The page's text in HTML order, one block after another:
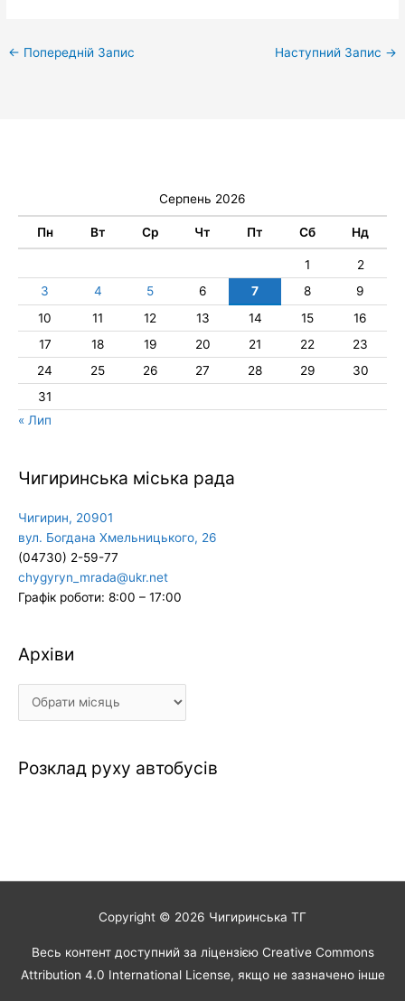
← Попередній Запис Наступний Запис →
Серпень 2026
Пн Вт Ср Чт Пт Сб Нд
1
2
3
4 5 6 7 8
9
10
11 12 13 14 15
16
17
18 19 20 21 22
23
24
25 26 27 28 29
30
31
« Лип
Чигиринська міська рада
Чигирин, 20901
вул. Богдана Хмельницького, 26
(04730) 2-59-77
chygyryn_mrada@ukr.net
Графік роботи: 8:00 – 17:00
Архіви
Архіви
Розклад руху автобусів
Copyright © 2026 Чигиринська ТГ
Весь контент доступний за ліцензією Creative Commons
Attribution 4.0 International License, якщо не зазначено інше